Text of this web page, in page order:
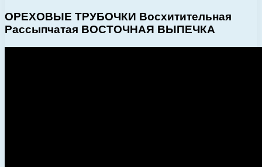
ОРЕХОВЫЕ ТРУБОЧКИ Восхитительная
Рассыпчатая ВОСТОЧНАЯ ВЫПЕЧКА